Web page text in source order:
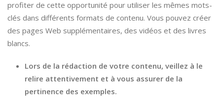
profiter de cette opportunité pour utiliser les mêmes mots-
clés dans différents formats de contenu. Vous pouvez créer
des pages Web supplémentaires, des vidéos et des livres
blancs.
Lors de la rédaction de votre contenu, veillez à le
relire attentivement et à vous assurer de la
pertinence des exemples.